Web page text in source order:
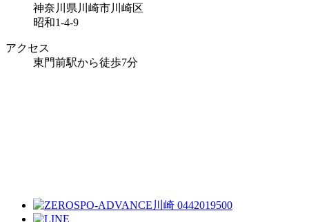
神奈川県川崎市川崎区
昭和1-4-9
アクセス
東門前駅から徒歩7分